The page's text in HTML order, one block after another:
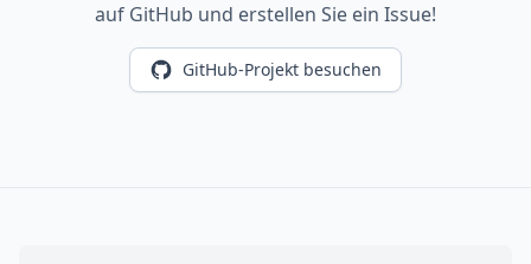
auf GitHub und erstellen Sie ein Issue!
GitHub-Projekt besuchen